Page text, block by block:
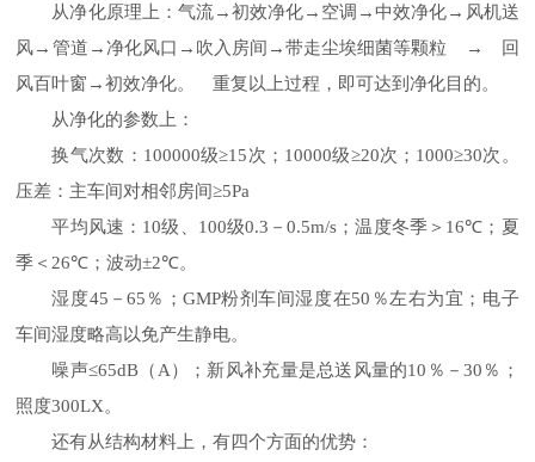
从净化原理上 ： 气流→初效净化→ 空调 →中效净化→ 风机送
风→ 管道 →净化风口 → 吹入房间 →带走尘埃细菌等颗粒 →
回
风百叶窗 →初效净化。 重复以上过程，即可达到净化目的。
从净化的参数上 ：
换气次数： 100000级≥15次； 10000级≥20次； 1000≥30次。
压差：主车间对相邻房间≥5Pa
平均风速： 10级、 100级0.3 －0.5m/s ；温度冬季＞ 16℃ ；夏
季＜26℃ ；波动±2℃。
湿度45 － 65 ％； GMP粉剂车间湿度在50 ％左右为宜；电子
车间湿度略高以免产生静电。
噪声≤65dB （A）；新风补充量是总送风量的10 ％－30 ％；
照度300LX。
还有从结构材料上，有四个方面的优势 ：